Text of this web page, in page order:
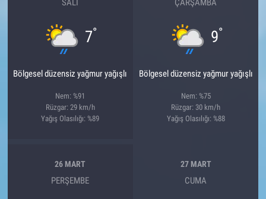
SALI
7°
Bölgesel düzensiz yağmur yağışlı
Nem: %91
Rüzgar: 29 km/h
Yağış Olasılığı: %89
ÇARŞAMBA
9°
Bölgesel düzensiz yağmur yağışlı
Nem: %75
Rüzgar: 30 km/h
Yağış Olasılığı: %88
26 MART
PERŞEMBE
27 MART
CUMA